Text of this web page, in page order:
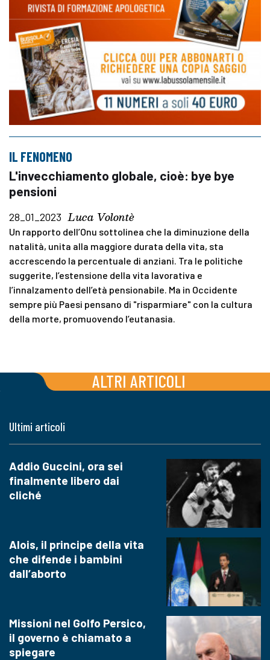
IL FENOMENO
L'invecchiamento globale, cioè: bye bye
pensioni
28_01_2023 Luca Volontè
Un rapporto dell’Onu sottolinea che la diminuzione della
natalità, unita alla maggiore durata della vita, sta
accrescendo la percentuale di anziani. Tra le politiche
suggerite, l’estensione della vita lavorativa e
l’innalzamento dell’età pensionabile. Ma in Occidente
sempre più Paesi pensano di "risparmiare" con la cultura
della morte, promuovendo l’eutanasia.
ALTRI ARTICOLI
Ultimi articoli
Addio Guccini, ora sei
finalmente libero dai
cliché
Alois, il principe della vita
che difende i bambini
dall’aborto
Missioni nel Golfo Persico,
il governo è chiamato a
spiegare